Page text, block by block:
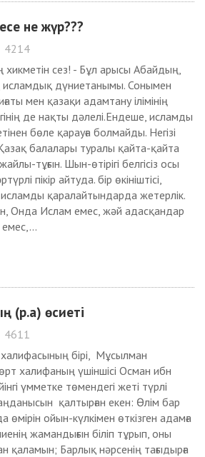
не жүр???
4214
сез! - Бұл арысы Абайдың,
исламдық дүниетанымы. Сонымен
мен қазақи адамтану ілімінің
де нақты дәлелі.Ендеше, исламды
бөле қарауға болмайды. Негізі
балалары туралы қайта-қайта
тұғын. Шын-өтірігі белгісіз осы
пікір айтуда. бір өкініштісі,
исламды қаралайтындарда жетерлік.
Онда Ислам емес, жәй адасқандар
(р.а) өсиеті
4611
бірі, Мұсылман
халифаның үшіншісі Осман ибн
үмметке төмендегі жеті түрлі
қалтырған екен: Өлім бар
өмірін ойын-күлкімен өткізген адамға
жамандығын біліп тұрып, оны
қаламын; Барлық нәрсенің тағыдырға